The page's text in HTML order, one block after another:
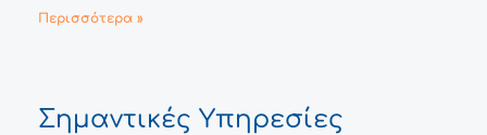
Περισσότερα »
Σημαντικές Υπηρεσίες